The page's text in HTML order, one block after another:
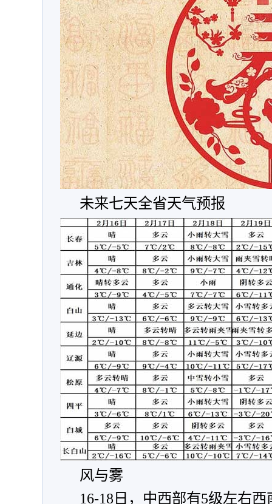
未来七天全省天气预报
风与雾
16-18日，中西部有5级左右